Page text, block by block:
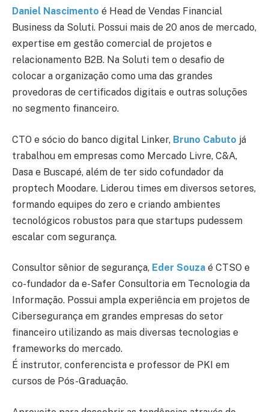
Daniel Nascimento é Head de Vendas Financial
Business da Soluti. Possui mais de 20 anos de mercado,
expertise em gestão comercial de projetos e
relacionamento B2B. Na Soluti tem o desafio de
colocar a organização como uma das grandes
provedoras de certificados digitais e outras soluções
no segmento financeiro.
CTO e sócio do banco digital Linker, Bruno Cabuto já
trabalhou em empresas como Mercado Livre, C&A,
Dasa e Buscapé, além de ter sido cofundador da
proptech Moodare. Liderou times em diversos setores,
formando equipes do zero e criando ambientes
tecnológicos robustos para que startups pudessem
escalar com segurança.
Consultor sênior de segurança, Eder Souza é CTSO e
co-fundador da e-Safer Consultoria em Tecnologia da
Informação. Possui ampla experiência em projetos de
Cibersegurança em grandes empresas do setor
financeiro utilizando as mais diversas tecnologias e
frameworks do mercado.
É instrutor, conferencista e professor de PKI em
cursos de Pós-Graduação.